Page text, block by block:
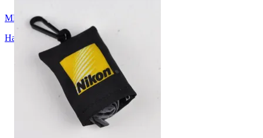
MBO2018
Hallsberg
,Sverige